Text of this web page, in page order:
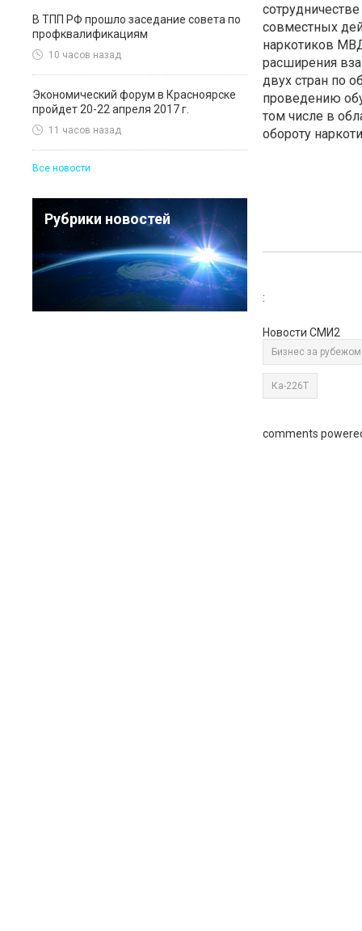
В ТПП РФ прошло заседание совета по
профквалификациям
10 часов назад
Экономический форум в Красноярске
пройдет 20-22 апреля 2017 г.
11 часов назад
Все новости
Рубрики новостей
совместных
наркотиков
расширения
двух стран по
проведению
том числе в
обороту
:
Новости СМИ2
Бизнес за рубежом
Ка-226Т
comments